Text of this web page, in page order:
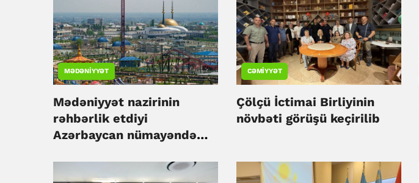
MƏDƏNIYYƏT
Mədəniyyət nazirinin
rəhbərlik etdiyi
Azərbaycan nümayəndə
CƏMIYYƏT
Çölçü İctimai Birliyinin
növbəti görüşü keçirilib